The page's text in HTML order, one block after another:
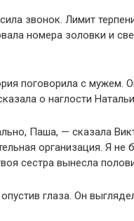
звонок. Лимит
номера золовки и
поговорила с мужем.
о наглости
Паша, — сказала
организация. Я не
сестра вынесла
глаза. Он